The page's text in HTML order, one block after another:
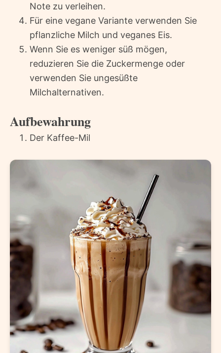
Note zu verleihen.
Für eine vegane Variante verwenden Sie
pflanzliche Milch und veganes Eis.
Wenn Sie es weniger süß mögen,
reduzieren Sie die Zuckermenge oder
verwenden Sie ungesüßte
Milchalternativen.
Aufbewahrung
Der Kaffee-Mil